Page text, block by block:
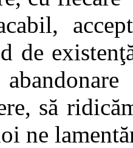
de
să
ne